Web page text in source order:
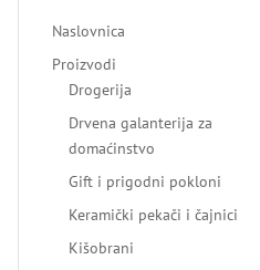
Naslovnica
Proizvodi
Drogerija
Drvena galanterija za
domaćinstvo
Gift i prigodni pokloni
Keramički pekači i čajnici
Kišobrani